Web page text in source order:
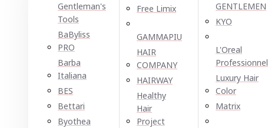
Gentleman's
Tools
BaByliss
PRO
Barba
Italiana
BES
Bettari
Byothea
Free Limix
GAMMAPIU
HAIR
COMPANY
HAIRWAY
Healthy
Hair
Project
GENTLEMEN
KYO
L'Oreal
Professionnel
Luxury Hair
Color
Matrix